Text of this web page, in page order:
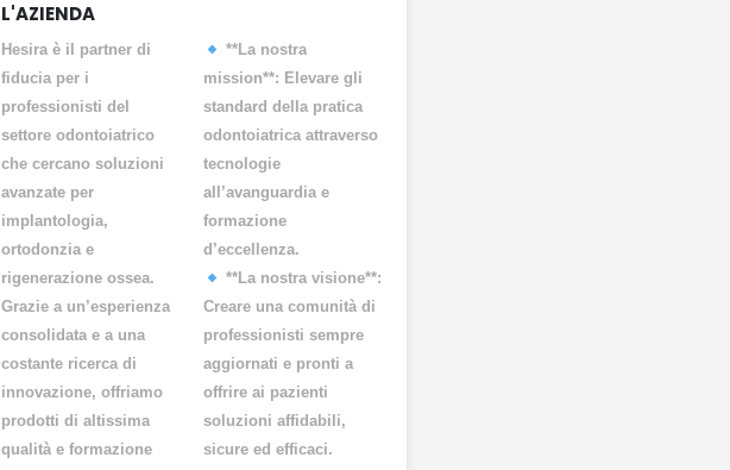
L'AZIENDA
Hesira è il partner di
fiducia per i
professionisti del
settore odontoiatrico
che cercano soluzioni
avanzate per
implantologia,
ortodonzia e
rigenerazione ossea.
Grazie a un’esperienza
consolidata e a una
costante ricerca di
innovazione, offriamo
prodotti di altissima
qualità e formazione
**La nostra
mission**: Elevare gli
standard della pratica
odontoiatrica attraverso
tecnologie
all’avanguardia e
formazione
d’eccellenza.
**La nostra visione**:
Creare una comunità di
professionisti sempre
aggiornati e pronti a
offrire ai pazienti
soluzioni affidabili,
sicure ed efficaci.